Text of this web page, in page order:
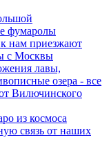
фумаролы
нам приезжают
с Москвы
лавы,
озера - все
Вилючинского
из космоса
связь от наших